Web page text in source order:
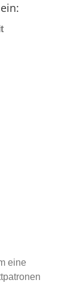
eine